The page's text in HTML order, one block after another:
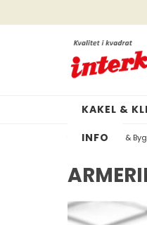
KAKEL &
INFO
> Verktyg &